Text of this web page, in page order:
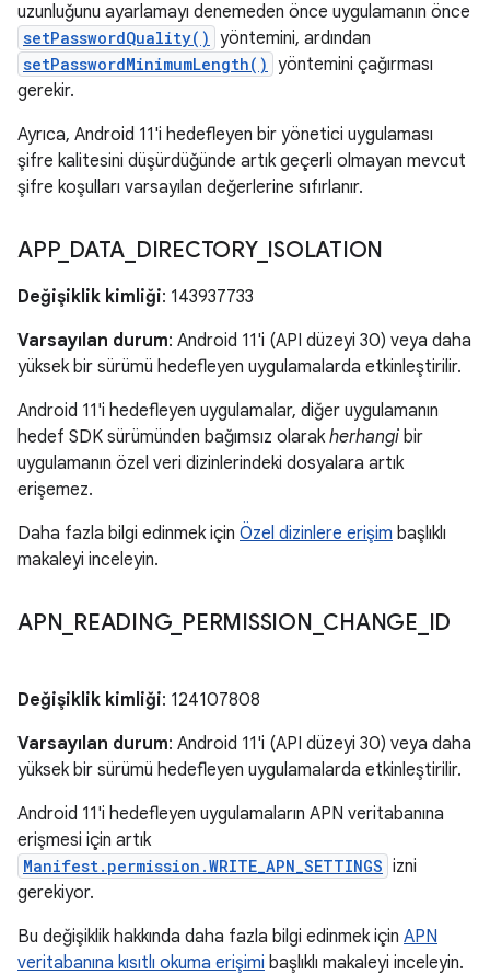
uzunluğunu ayarlamayı denemeden önce uygulamanın önce
setPasswordQuality() yöntemini, ardından
setPasswordMinimumLength() yöntemini çağırması
gerekir.
Ayrıca, Android 11'i hedefleyen bir yönetici uygulaması
şifre kalitesini düşürdüğünde artık geçerli olmayan mevcut
şifre koşulları varsayılan değerlerine sıfırlanır.
APP_ DATA DIRECTORY_ ISOLATION
Değişiklik kimliği: 143937733
Varsayılan durum: Android 11'i (API düzeyi 30) veya daha
yüksek bir sürümü hedefleyen uygulamalarda etkinleştirilir.
Android 11'i hedefleyen uygulamalar, diğer uygulamanın
hedef SDK sürümünden bağımsız olarak herhangi bir
uygulamanın özel veri dizinlerindeki dosyalara artık
erişemez.
Daha fazla bilgi edinmek için Özel dizinlere erişim başlıklı
makaleyi inceleyin.
APN READING_ PERMISSION CHANGE ID
Değişiklik kimliği: 124107808
Varsayılan durum: Android 11'i (API düzeyi 30) veya daha
yüksek bir sürümü hedefleyen uygulamalarda etkinleştirilir.
Android 11'i hedefleyen uygulamaların APN veritabanına
erişmesi için artık
Manifest.permission.WRITE_APN_SETTINGS izni
gerekiyor.
Bu değişiklik hakkında daha fazla bilgi edinmek için APN
veritabanına kısıtlı okuma erişimi başlıklı makaleyi inceleyin.